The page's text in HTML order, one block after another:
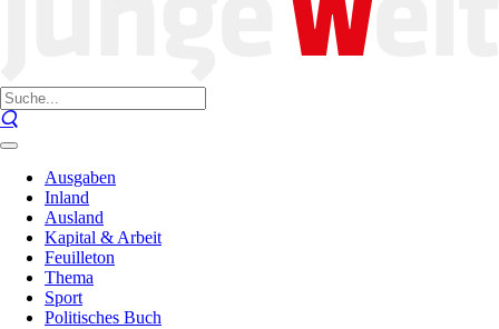
Ausgaben
Inland
Ausland
Kapital & Arbeit
Feuilleton
Thema
Sport
Politisches Buch